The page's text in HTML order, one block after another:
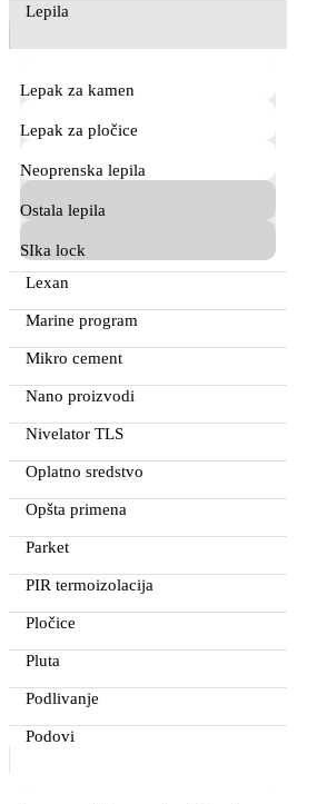
Lepila
Lepak za kamen
Lepak za pločice
Neoprenska lepila
Ostala lepila
SIka lock
Lexan
Marine program
Mikro cement
Nano proizvodi
Nivelator TLS
Oplatno sredstvo
Opšta primena
Parket
PIR termoizolacija
Pločice
Pluta
Podlivanje
Podovi